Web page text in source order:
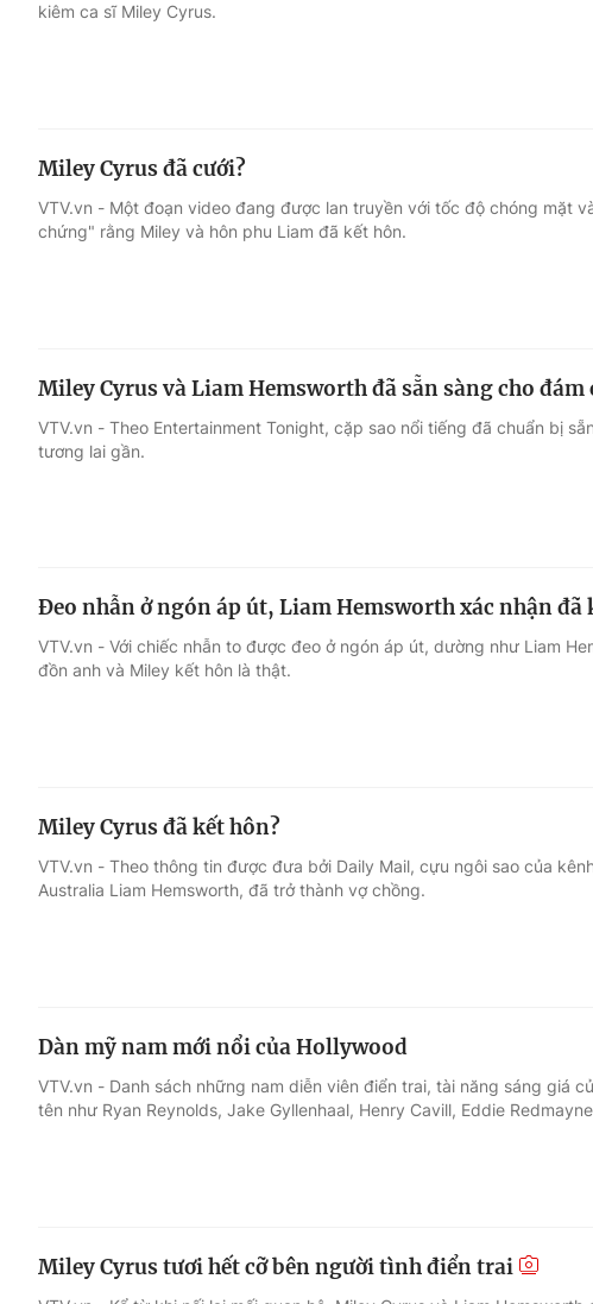
kiêm ca sĩ Miley Cyrus.
Miley Cyrus đã cưới?
VTV.vn - Một đoạn video đang được lan truyền với tốc độ chóng mặt
chứng" rằng Miley và hôn phu Liam đã kết hôn.
Miley Cyrus và Liam Hemsworth đã sẵn sàng cho đám
VTV.vn - Theo Entertainment Tonight, cặp sao nổi tiếng đã chuẩn bị
tương lai gần.
Đeo nhẫn ở ngón áp út, Liam Hemsworth xác nhận đã
VTV.vn - Với chiếc nhẫn to được đeo ở ngón áp út, dường như Liam
đồn anh và Miley kết hôn là thật.
Miley Cyrus đã kết hôn?
VTV.vn - Theo thông tin được đưa bởi Daily Mail, cựu ngôi sao của
Australia Liam Hemsworth, đã trở thành vợ chồng.
Dàn mỹ nam mới nổi của Hollywood
VTV.vn - Danh sách những nam diễn viên điển trai, tài năng sáng giá
tên như Ryan Reynolds, Jake Gyllenhaal, Henry Cavill, Eddie
Miley Cyrus tươi hết cỡ bên người tình điển trai